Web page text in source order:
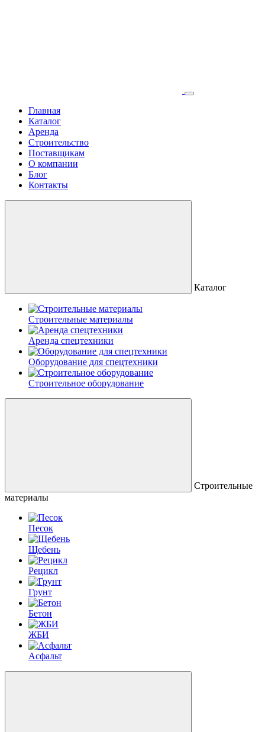
Главная
Каталог
Аренда
Строительство
Поставщикам
О компании
Блог
Контакты
Каталог
Строительные материалы
Аренда спецтехники
Оборудование для спецтехники
Строительное оборудование
Строительные
материалы
Песок
Щебень
Рецикл
Грунт
Бетон
ЖБИ
Асфальт